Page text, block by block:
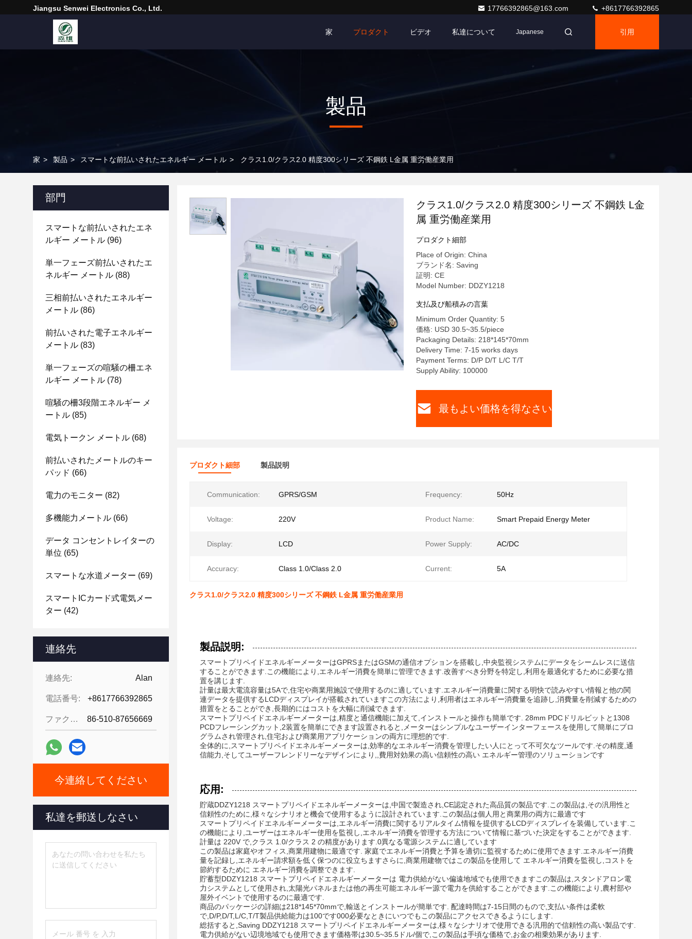
Jiangsu Senwei Electronics Co., Ltd. 17766392865@163.com +8617766392865
家 プロダクト ビデオ 私達について Japanese 引用
製品
家 > 製品 > スマートな前払いされたエネルギー メートル > クラス1.0/クラス2.0 精度300シリーズ 不鋼鉄 L金属 重労働産業用
部門
スマートな前払いされたエネ
ルギー メートル (96)
単一フェーズ前払いされたエ
ネルギー メートル (88)
三相前払いされたエネルギー
メートル (86)
前払いされた電子エネルギー
メートル (83)
単一フェーズの喧騒の柵エネ
ルギー メートル (78)
喧騒の柵3段階エネルギー メ
ートル (85)
電気トークン メートル (68)
前払いされたメートルのキー
パッド (66)
電力のモニター (82)
多機能力メートル (66)
データ コンセントレイターの
単位 (65)
スマートな水道メーター (69)
スマートICカード式電気メー
ター (42)
連絡先
連絡先: Alan
電話番号: +8617766392865
ファクシミリ: 86-510-87656669
今連絡してください
私達を郵送しなさい
クラス1.0/クラス2.0 精度300シリーズ 不鋼鉄 L金
属 重労働産業用
プロダクト細部
Place of Origin: China
ブランド名: Saving
証明: CE
Model Number: DDZY1218
支払及び船積みの言葉
Minimum Order Quantity: 5
価格: USD 30.5~35.5/piece
Packaging Details: 218*145*70mm
Delivery Time: 7-15 works days
Payment Terms: D/P D/T L/C T/T
Supply Ability: 100000
最もよい価格を得なさい
プロダクト細部 製品説明
Communication: GPRS/GSM Frequency: 50Hz
Voltage: 220V Product Name: Smart Prepaid Energy Meter
Display: LCD Power Supply: AC/DC
Accuracy: Class 1.0/Class 2.0 Current: 5A
クラス1.0/クラス2.0 精度300シリーズ 不鋼鉄 L金属 重労働産業用
製品説明:
スマートプリペイドエネルギーメーターはGPRSまたはGSMの通信オプションを搭載し,中央監視システムにデータをシームレスに送信
することができます.この機能により,エネルギー消費を簡単に管理できます.改善すべき分野を特定し,利用を最適化するために必要な措
置を講じます.
計量は最大電流容量は5Aで,住宅や商業用施設で使用するのに適しています.エネルギー消費量に関する明快で読みやすい情報と他の関
連データを提供するLCDディスプレイが搭載されていますこの方法により,利用者はエネルギー消費量を追跡し,消費量を削減するための
措置をとることができ,長期的にはコストを大幅に削減できます.
スマートプリペイドエネルギーメーターは,精度と通信機能に加えて,インストールと操作も簡単です. 28mm PDCドリルビットと1308
PCDフレーシングカット,2装置を簡単にできます設置されると,メーターはシンプルなユーザーインターフェースを使用して簡単にプロ
グラムされ管理され,住宅および商業用アプリケーションの両方に理想的です.
全体的に,スマートプリペイドエネルギーメーターは,効率的なエネルギー消費を管理したい人にとって不可欠なツールです.その精度,通
信能力,そしてユーザーフレンドリーなデザインにより,,費用対効果の高い信頼性の高い エネルギー管理のソリューションです
応用:
貯蔵DDZY1218 スマートプリペイドエネルギーメーターは,中国で製造され,CE認定された高品質の製品です.この製品は,その汎用性と
信頼性のために,様々なシナリオと機会で使用するように設計されています.この製品は個人用と商業用の両方に最適です
スマートプリペイドエネルギーメーターは,エネルギー消費に関するリアルタイム情報を提供するLCDディスプレイを装備しています.こ
の機能により,ユーザーはエネルギー使用を監視し,エネルギー消費を管理する方法について情報に基づいた決定をすることができます.
計量は 220V で,クラス 1.0/クラス 2 の精度があります.0異なる電源システムに適しています
この製品は家庭やオフィス,商業用建物に最適です. 家庭でエネルギー消費と予算を適切に監視するために使用できます.エネルギー消費
量を記録し,エネルギー請求額を低く保つのに役立ちますさらに,商業用建物ではこの製品を使用して エネルギー消費を監視し,コストを
節約するために エネルギー消費を調整できます.
貯蓄型DDZY1218 スマートプリペイドエネルギーメーターは 電力供給がない偏遠地域でも使用できますこの製品は,スタンドアロン電
力システムとして使用され,太陽光パネルまたは他の再生可能エネルギー源で電力を供給することができます.この機能により,農村部や
屋外イベントで使用するのに最適です.
商品のパッケージの詳細は218*145*70mmで,輸送とインストールが簡単です. 配達時間は7-15日間のもので,支払い条件は柔軟
で,D/P,D/T,L/C,T/T製品供給能力は100です000必要なときにいつでもこの製品にアクセスできるようにします.
総括すると,Saving DDZY1218 スマートプリペイドエネルギーメーターは,様々なシナリオで使用できる汎用的で信頼性の高い製品です.
電力供給がない辺境地域でも使用できます価格帯は30.5~35.5ドル/個で,この製品は手頃な価格で,お金の相乗効果があります.